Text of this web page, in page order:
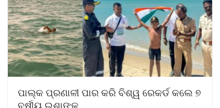
ପାଲ୍କ ପ୍ରଣାଳୀ ପାର କରି ବିଶ୍ୱ ରେକର୍ଡ କଲେ ୭